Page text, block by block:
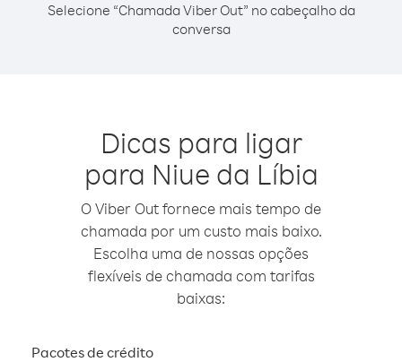
Selecione “Chamada Viber Out” no cabeçalho da
conversa
Dicas para ligar
para Niue da Líbia
O Viber Out fornece mais tempo de
chamada por um custo mais baixo.
Escolha uma de nossas opções
flexíveis de chamada com tarifas
baixas:
Pacotes de crédito